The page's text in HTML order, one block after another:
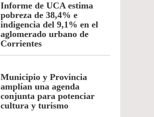
Informe de UCA estima
pobreza de 38,4% e
indigencia del 9,1% en el
aglomerado urbano de
Corrientes
Municipio y Provincia
amplían una agenda
conjunta para potenciar
cultura y turismo